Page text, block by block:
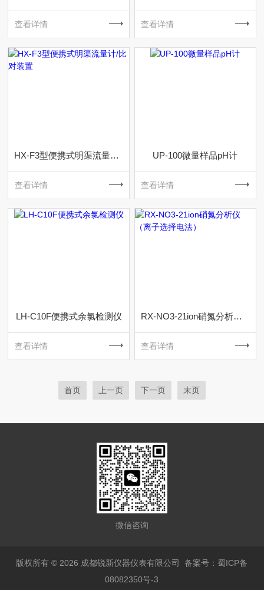
查看详情 查看详情
HX-F3型便携式明渠流量计/比对装置
查看详情
UP-100微量样品pH计
查看详情
LH-C10F便携式余氯检测仪
查看详情
RX-NO3-21ion硝氮分析仪（离子选择电法）
查看详情
首页 上一页 下一页 末页
微信咨询
版权所有 © 2026 成都锐新仪器仪表有限公司备案号：蜀ICP备
08082350号-3